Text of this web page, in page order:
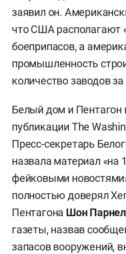
перехватчиков стала
которой Трамп
ударов по Ирану.
После выхода
Social, что тех, кто
нехватке
поиск тех, кто
равные
запросят длительные
заявил он.
что США располагают
боеприпасов, а
промышленность
количество заводов